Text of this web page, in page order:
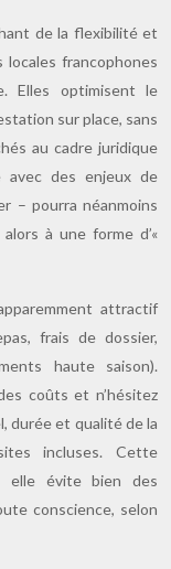
de la flexibilité et
francophones
Elles optimisent le
sur place, sans
au cadre juridique
avec des enjeux de
– pourra néanmoins
à une forme d’«
attractif
frais de dossier,
haute saison).
coûts et n’hésitez
durée et qualité de la
incluses. Cette
elle évite bien des
conscience, selon